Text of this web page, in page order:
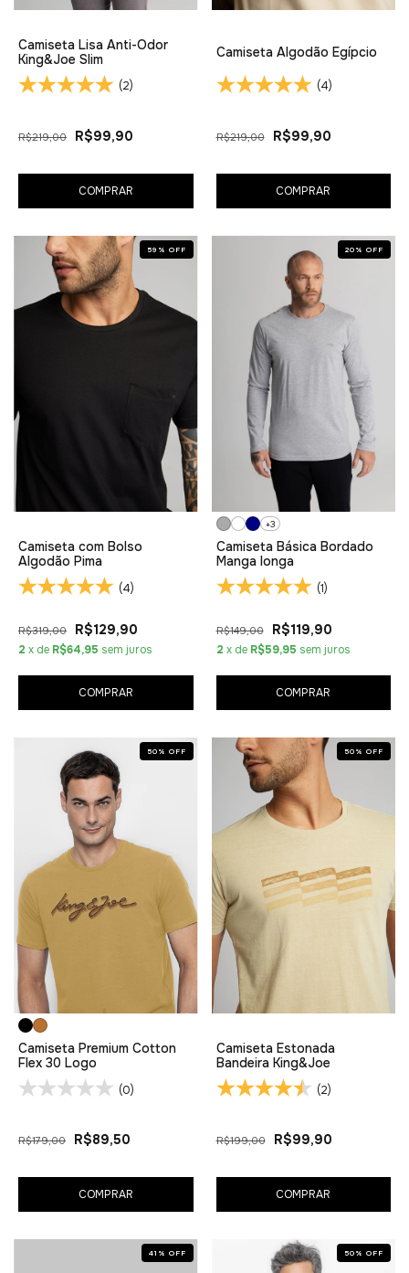
Camiseta Lisa Anti-Odor
King&Joe Slim
(2)
R$219,00 R$99,90
COMPRAR
Camiseta Algodão Egípcio
(4)
R$219,00 R$99,90
COMPRAR
59 % OFF
Camiseta com Bolso
Algodão Pima
(4)
R$319,00 R$129,90
2 x de R$64,95 sem juros
COMPRAR
20 % OFF
+3
Camiseta Básica Bordado
Manga longa
(1)
R$149,00 R$119,90
2 x de R$59,95 sem juros
COMPRAR
50 % OFF
Camiseta Premium Cotton
Flex 30 Logo
(0)
R$179,00 R$89,50
COMPRAR
50 % OFF
Camiseta Estonada
Bandeira King&Joe
(2)
R$199,00 R$99,90
COMPRAR
41 % OFF 50 % OFF